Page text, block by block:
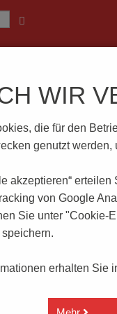
Prüftechnik
..F-7.0-V-GRÜN
WIR
die für den
genutzt
akzeptieren“
von Google
Sie unter "Cookie-
erhalten Sie